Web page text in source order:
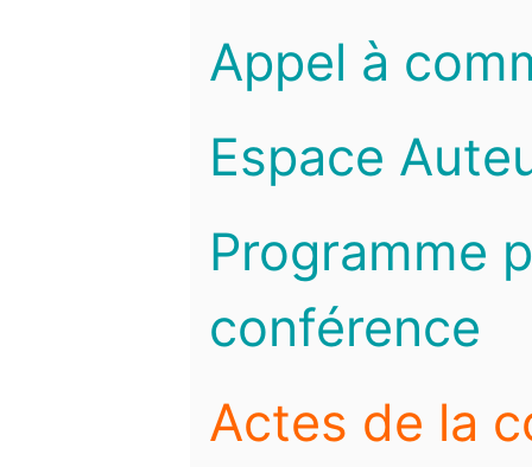
Appel à
Espace
Programme
conférence
Actes de la